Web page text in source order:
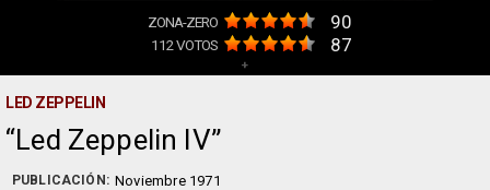
ZONA-ZERO 90
112VOTOS 87
+
LED ZEPPELIN
Led Zeppelin IV
PUBLICACIÓN: Noviembre 1971